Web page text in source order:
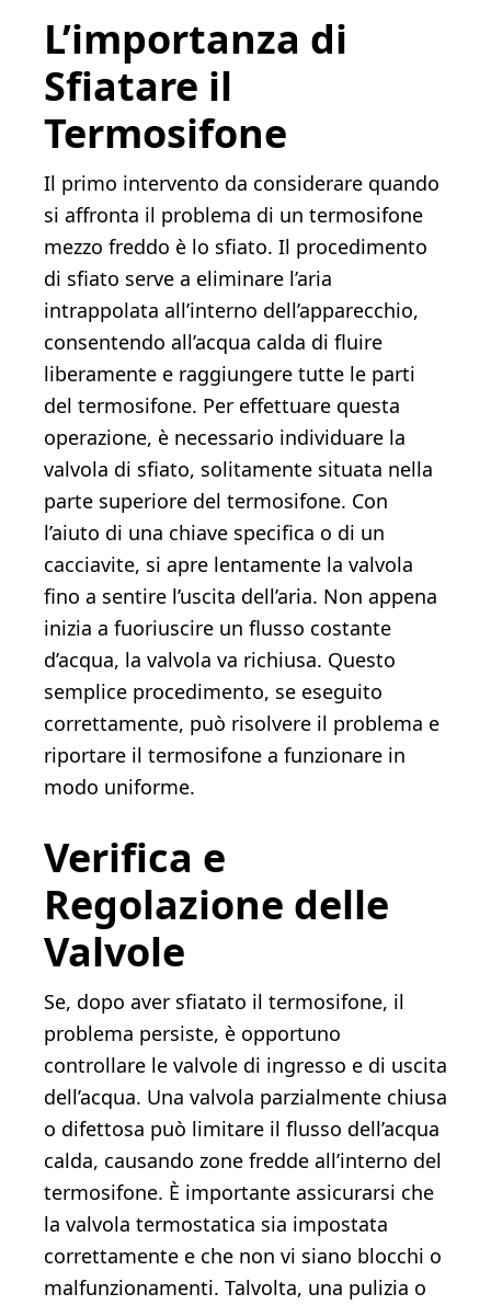
L’importanza di
Sfiatare il
Termosifone
Il primo intervento da considerare quando
si affronta il problema di un termosifone
mezzo freddo è lo sfiato. Il procedimento
di sfiato serve a eliminare l’aria
intrappolata all’interno dell’apparecchio,
consentendo all’acqua calda di fluire
liberamente e raggiungere tutte le parti
del termosifone. Per effettuare questa
operazione, è necessario individuare la
valvola di sfiato, solitamente situata nella
parte superiore del termosifone. Con
l’aiuto di una chiave specifica o di un
cacciavite, si apre lentamente la valvola
fino a sentire l’uscita dell’aria. Non appena
inizia a fuoriuscire un flusso costante
d’acqua, la valvola va richiusa. Questo
semplice procedimento, se eseguito
correttamente, può risolvere il problema e
riportare il termosifone a funzionare in
modo uniforme.
Verifica e
Regolazione delle
Valvole
Se, dopo aver sfiatato il termosifone, il
problema persiste, è opportuno
controllare le valvole di ingresso e di uscita
dell’acqua. Una valvola parzialmente chiusa
o difettosa può limitare il flusso dell’acqua
calda, causando zone fredde all’interno del
termosifone. È importante assicurarsi che
la valvola termostatica sia impostata
correttamente e che non vi siano blocchi o
malfunzionamenti. Talvolta, una pulizia o